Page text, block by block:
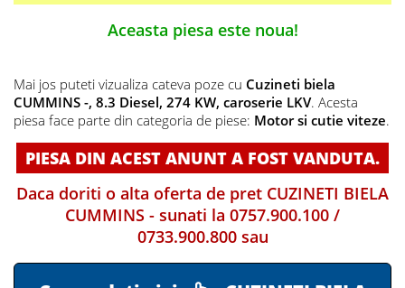
Aceasta piesa este noua!
Mai jos puteti vizualiza cateva poze cu Cuzineti biela
CUMMINS -, 8.3 Diesel, 274 KW, caroserie LKV. Acesta
piesa face parte din categoria de piese: Motor si cutie viteze.
PIESA DIN ACEST ANUNT A FOST VANDUTA.
Daca doriti o alta oferta de pret CUZINETI BIELA
CUMMINS - sunati la 0757.900.100 /
0733.900.800sau